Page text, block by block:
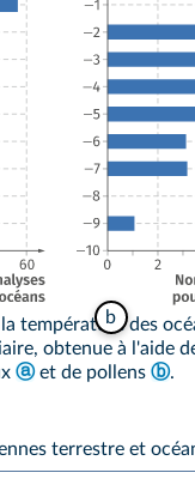
b
température des
obtenue à l'aide
ⓐet de pollens ⓑ.
terrestre et